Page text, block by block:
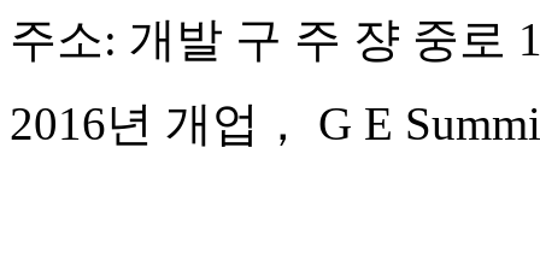
주소: 개발 구 주 쟝 중로
2016년 개업， G E